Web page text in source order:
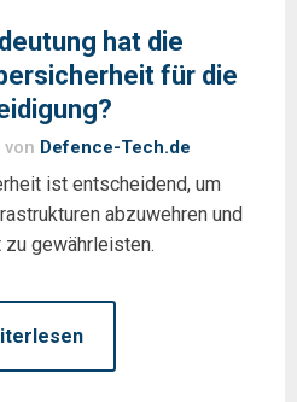
hat die
für die
von Defence-Tech.de
ist entscheidend, um
abzuwehren und
gewährleisten.